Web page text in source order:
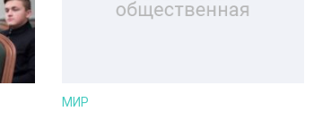
МИР